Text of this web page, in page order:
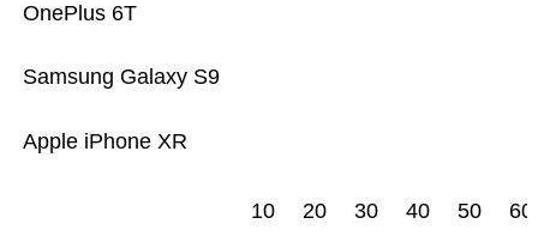
Apple iPhone XR
Samsung Galaxy S9
OnePlus 6T
10 20 30 40 50 60